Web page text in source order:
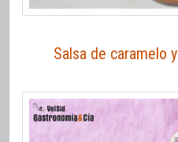
Salsa de caramelo